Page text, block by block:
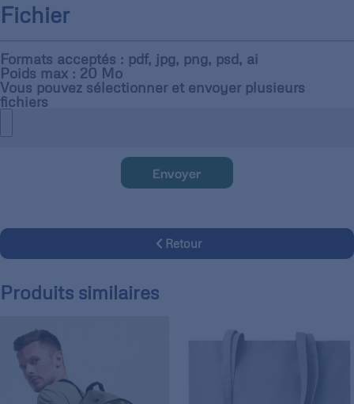
Fichier
Formats acceptés : pdf, jpg, png, psd, ai
Poids max : 20 Mo
Vous pouvez sélectionner et envoyer plusieurs
fichiers
Envoyer
Retour
Produits similaires